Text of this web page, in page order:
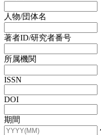
人物/団体名
著者ID/研究者番号
所属機関
ISSN
DOI
期間